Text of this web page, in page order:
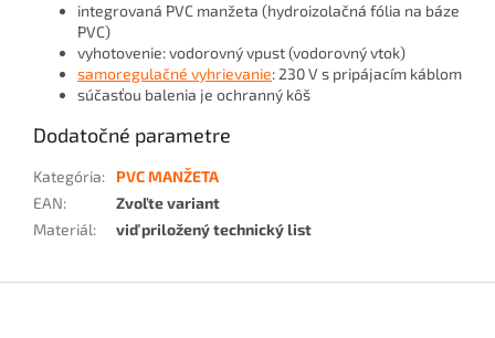
integrovaná PVC manžeta (hydroizolačná fólia na báze
PVC)
vyhotovenie: vodorovný vpust (vodorovný vtok)
samoregulačné vyhrievanie: 230 V s pripájacím káblom
súčasťou balenia je ochranný kôš
Dodatočné parametre
Kategória:
PVC MANŽETA
EAN:
Zvoľte variant
Materiál: viď priložený technický list